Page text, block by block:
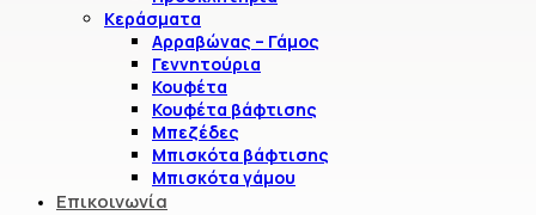
Κεράσματα
Αρραβώνας – Γάμος
Γεννητούρια
Κουφέτα
Κουφέτα βάφτισης
Μπεζέδες
Μπισκότα βάφτισης
Μπισκότα γάμου
Επικοινωνία